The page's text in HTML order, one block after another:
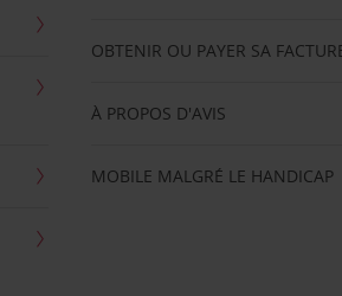
OBTENIR OU PAYER SA
À PROPOS D'AVIS
MOBILE MALGRÉ LE HANDICAP